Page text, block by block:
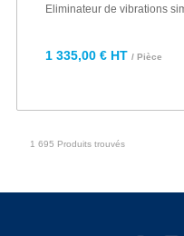
Eliminateur de vibrations
1 335,00 € HT / Pièce
1 695 Produits trouvés